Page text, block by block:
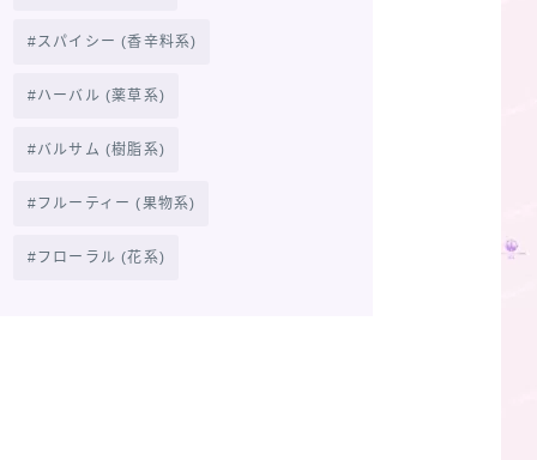
スパイシー (香辛料系)
ハーバル (薬草系)
バルサム (樹脂系)
フルーティー (果物系)
フローラル (花系)